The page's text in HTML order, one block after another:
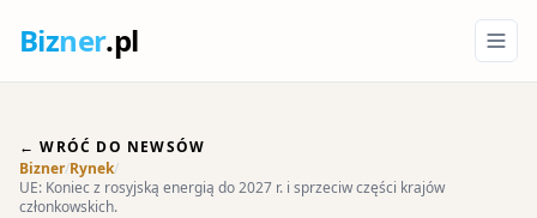
Bizner.pl
← WRÓĆ DO NEWSÓW
Bizner/Rynek/
UE: Koniec z rosyjską energią do 2027 r. i sprzeciw części krajów
członkowskich.